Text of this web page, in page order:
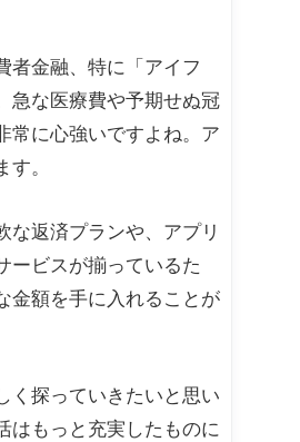
者金融、特に「アイフ
急な医療費や予期せぬ冠
常に心強いですよね。ア
。
な返済プランや、アプリ
ービスが揃っているた
金額を手に入れることが
く探っていきたいと思い
はもっと充実したものに